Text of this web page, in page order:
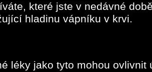
které jste v nedávné
hladinu vápníku v krvi.
léky jako tyto mohou ovlivnit